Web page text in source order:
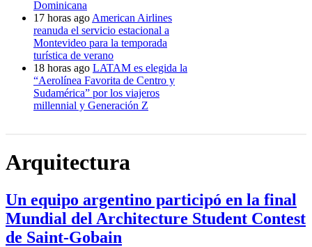
Dominicana
17 horas ago American Airlines
reanuda el servicio estacional a
Montevideo para la temporada
turística de verano
18 horas ago LATAM es elegida la
“Aerolínea Favorita de Centro y
Sudamérica” por los viajeros
millennial y Generación Z
Arquitectura
Un equipo argentino participó en la final
Mundial del Architecture Student Contest
de Saint-Gobain